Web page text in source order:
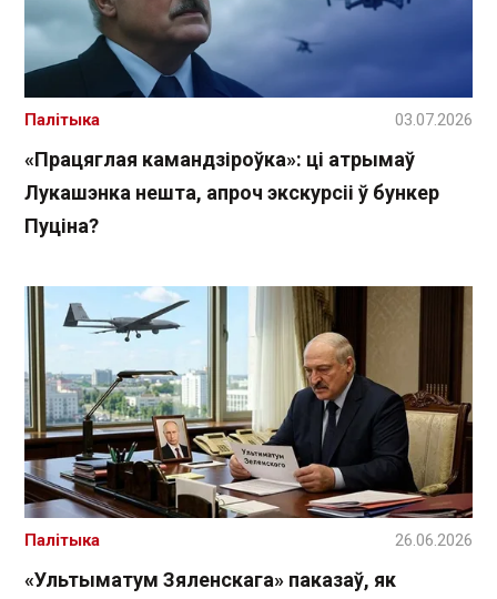
«Працяглая камандзіроўка»: ці атрымаў
Лукашэнка нешта, апроч экскурсіі ў бункер
Пуціна?
Палітыка 03.07.2026
«Ультыматум Зяленскага» паказаў, як
Палітыка 26.06.2026